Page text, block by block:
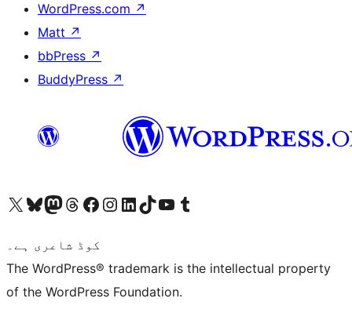
WordPress.com ↗
Matt ↗
bbPress ↗
BuddyPress ↗
Visit our X (formerly Twitter) account
ہمارے بلیواسکائی اکاؤنٹ پر جائیں
Visit our Mastodon account
ہمارے ٹھریڈز اکاؤنٹ پر جائیں
Visit our Facebook page
Visit our Instagram account
Visit our LinkedIn account
ہمارے ٹک ٹاک اکاؤنٹ پر جائیں
Visit our YouTube channel
ہمارے ٹمبلر اکاؤنٹ پر جائیں
کوڈ شاعری ہے۔
The WordPress® trademark is the intellectual property
of the WordPress Foundation.